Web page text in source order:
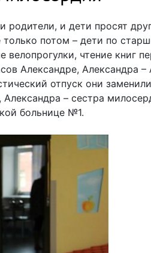
и дети просят
потом – дети по
чтение книг
Александре, Александра –
отпуск они заменили
– сестра
больнице №1.